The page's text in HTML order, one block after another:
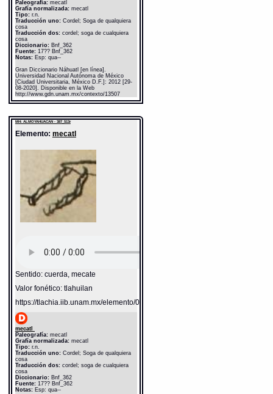
Paleografía:mecatl
Grafía normalizada:mecatl
Tipo:r.n.
Traducción uno:Cordel; Soga de qualquiera
cosa
Traducción dos:cordel; soga de cualquiera
cosa
Diccionario: Bnf_362
Fuente:17?? Bnf_362
Notas:Esp: qua--
Gran Diccionario Náhuatl [en línea].
Universidad Nacional Autónoma de México
[Ciudad Universitaria, México D.F.]: 2012 [29-
08-2020]. Disponible en la Web
http://www.gdn.unam.mx/contexto/13507
MH: ALMOYAHUACAN - 387_513r
Elemento: mecatl
Sentido: cuerda, mecate
Valor fonético: tlahuilan
https://tlachia.iib.unam.mx/elemento/05.11.03
mecatl
Paleografía:mecatl
Grafía normalizada:mecatl
Tipo:r.n.
Traducción uno:Cordel; Soga de qualquiera
cosa
Traducción dos:cordel; soga de cualquiera
cosa
Diccionario: Bnf_362
Fuente:17?? Bnf_362
Notas:Esp: qua--